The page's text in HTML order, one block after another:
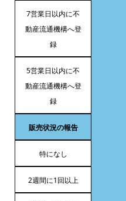
7営業日以内に不
動産流通機構へ登
録
5営業日以内に不
動産流通機構へ登
録
販売状況の報告
特になし
2週間に1回以上